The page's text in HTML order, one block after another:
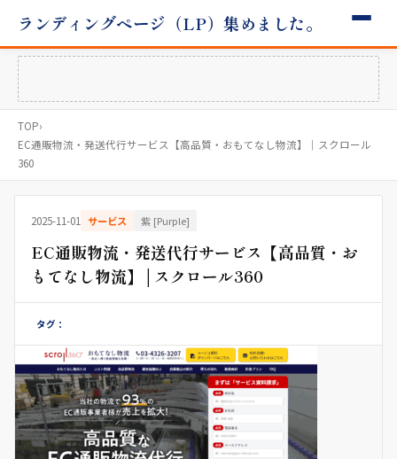
ランディングページ（LP）集めました。
TOP›
EC通販物流・発送代行サービス【高品質・おもてなし物流】│スクロール
360
2025-11-01 サービス 紫 [Purple]
EC通販物流・発送代行サービス【高品質・お
もてなし物流】│スクロール360
タグ：